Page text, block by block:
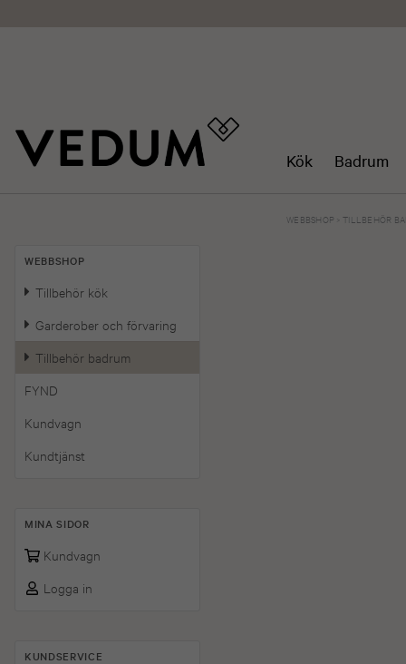
Kök Badrum
WEBBSHOP >TILLBEHÖR
WEBBSHOP
Tillbehör kök
Garderober och förvaring
Tillbehör badrum
FYND
Kundvagn
Kundtjänst
MINA SIDOR
Kundvagn
Logga in
KUNDSERVICE